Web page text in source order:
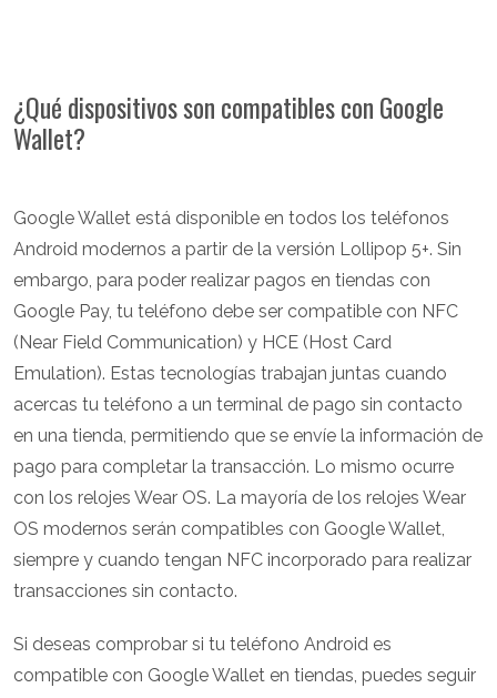
¿Qué dispositivos son compatibles con Google
Wallet?
Google Wallet está disponible en todos los teléfonos
Android modernos a partir de la versión Lollipop 5+. Sin
embargo, para poder realizar pagos en tiendas con
Google Pay, tu teléfono debe ser compatible con NFC
(Near Field Communication) y HCE (Host Card
Emulation). Estas tecnologías trabajan juntas cuando
acercas tu teléfono a un terminal de pago sin contacto
en una tienda, permitiendo que se envíe la información de
pago para completar la transacción. Lo mismo ocurre
con los relojes Wear OS. La mayoría de los relojes Wear
OS modernos serán compatibles con Google Wallet,
siempre y cuando tengan NFC incorporado para realizar
transacciones sin contacto.
Si deseas comprobar si tu teléfono Android es
compatible con Google Wallet en tiendas, puedes seguir